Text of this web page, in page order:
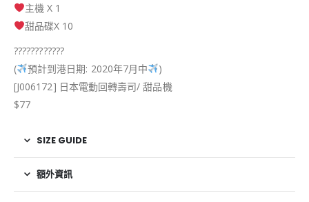
主機 X 1
️甜品碟X 10
????????????
(
預計到港日期: 2020年7月中
)
[J006172] 日本電動回轉壽司/ 甜品機
$77
SIZE GUIDE
額外資訊